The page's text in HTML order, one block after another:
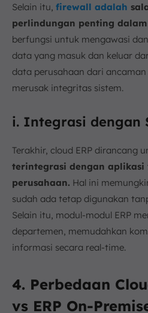
Selain itu, firewall adalah
perlindungan penting dalam
berfungsi untuk mengawasi
data yang masuk dan keluar
data perusahaan dari
merusak integritas sistem.
i. Integrasi dengan
Terakhir, cloud ERP dirancang
terintegrasi dengan aplikasi
perusahaan. Hal ini
sudah ada tetap digunakan
Selain itu, modul-modul ERP
departemen, memudahkan
informasi secara real-time.
4. Perbedaan
vs ERP On-